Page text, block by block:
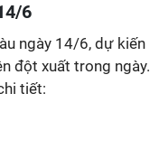
6
ngày 14/6, dự kiến
đột xuất trong ngày.
tiết: